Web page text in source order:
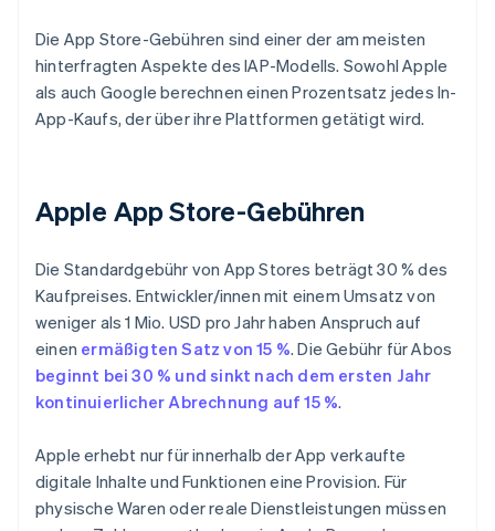
Die App Store-Gebühren sind einer der am meisten
hinterfragten Aspekte des IAP-Modells. Sowohl Apple
als auch Google berechnen einen Prozentsatz jedes In-
App-Kaufs, der über ihre Plattformen getätigt wird.
Apple App Store-Gebühren
Die Standardgebühr von App Stores beträgt 30 % des
Kaufpreises. Entwickler/innen mit einem Umsatz von
weniger als 1 Mio. USD pro Jahr haben Anspruch auf
einen ermäßigten Satz von 15 %. Die Gebühr für Abos
beginnt bei 30 % und sinkt nach dem ersten Jahr
kontinuierlicher Abrechnung auf 15 %.
Apple erhebt nur für innerhalb der App verkaufte
digitale Inhalte und Funktionen eine Provision. Für
physische Waren oder reale Dienstleistungen müssen